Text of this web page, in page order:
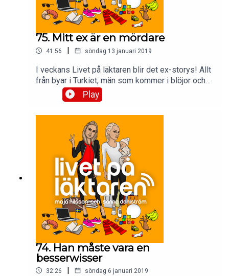
75. Mitt ex är en mördare
41:56 | söndag 13 januari 2019
I veckans Livet på läktaren blir det ex-storys! Allt
från byar i Turkiet, män som kommer i blöjor och
bad boys i Australien.
Play
74. Han måste vara en
besserwisser
32:26 | söndag 6 januari 2019